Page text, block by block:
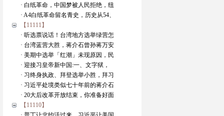
· 白纸革命，中国梦被人民拒绝，纽
· A4白纸革命留名青史，历史从54、
【11111】
· 听选票说话！台湾地方选举绿营怎
· 台湾蓝营大胜，蒋介石曾孙蒋万安
· 美期中选举「红潮」未现原因，民
· 迎接习皇帝新中国:一、文字狱，
· 习终身执政、拜登选举小胜，拜习
· 习近平处境类似七十年前的蒋介石
· 20大后改革开放结束，你准备好面
【11110】